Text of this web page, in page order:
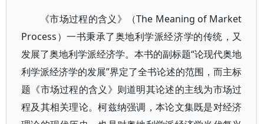
《市场过程的含义》（The Meaning of Market
Process）一书秉承了奥地利学派经济学的传统，又
发展了奥地利学派经济学。本书的副标题“论现代奥地
利学派经济学的发展”界定了全书论述的范围，而主标
题《市场过程的含义》则道明其论述的主线为市场过
程及其相关理论。柯兹纳强调，本论文集既是对经济